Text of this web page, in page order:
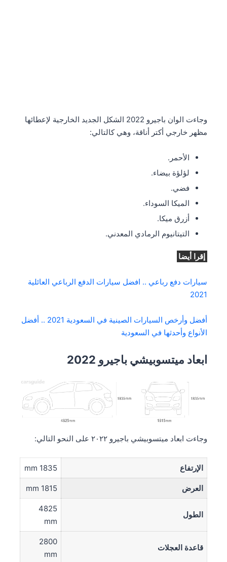
وجاءت الوان باجيرو 2022 الشكل الجديد الخارجية لإعطائها
مظهر خارجي أكتر أناقة، وهي كالتالي:
الأحمر.
لؤلؤة بيضاء.
فضي.
الميكا السوداء.
أزرق ميكا.
التيتانيوم الرمادي المعدني.
إقرا أيضا
سيارات دفع رباعي .. افضل سيارات الدفع الرباعي العائلية
2021
أفضل وأرخص السيارات الصينية في السعودية 2021 .. أفضل
الأنواع وأحدثها في السعودية
ابعاد ميتسوبيشي باجيرو 2022
وجاءت ابعاد ميتسوبيشي باجيرو ٢٠٢٢ على النحو التالي:
الإرتفاع 1835 mm
العرض 1815 mm
الطول
4825
mm
قاعدة العجلات
2800
mm